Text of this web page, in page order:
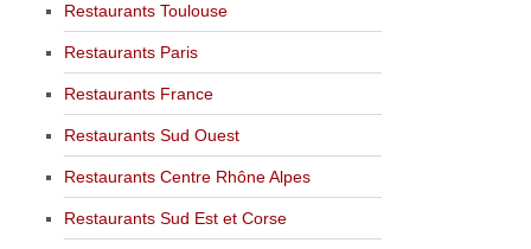
Restaurants Toulouse
Restaurants Paris
Restaurants France
Restaurants Sud Ouest
Restaurants Centre Rhône Alpes
Restaurants Sud Est et Corse